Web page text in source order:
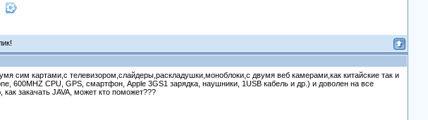
сим картами,с телевизором,слайдеры,раскладушки,моноблоки,с двумя веб камерами,как китайские так и
600MHZ CPU, GPS, смартфон, Apple 3GS1 зарядка, наушники, 1USB кабель и др.) и доволен на все
закачать JAVA, может кто поможет???